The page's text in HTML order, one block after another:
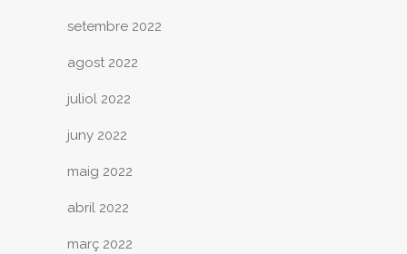
setembre 2022
agost 2022
juliol 2022
juny 2022
maig 2022
abril 2022
març 2022